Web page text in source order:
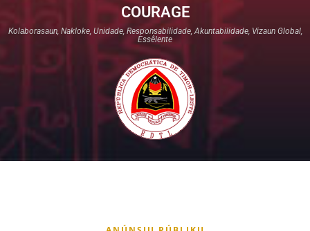
COURAGE
Kolaborasaun, Nakloke, Unidade, Responsabilidade, Akuntabilidade, Vizaun Global,
Essêlente